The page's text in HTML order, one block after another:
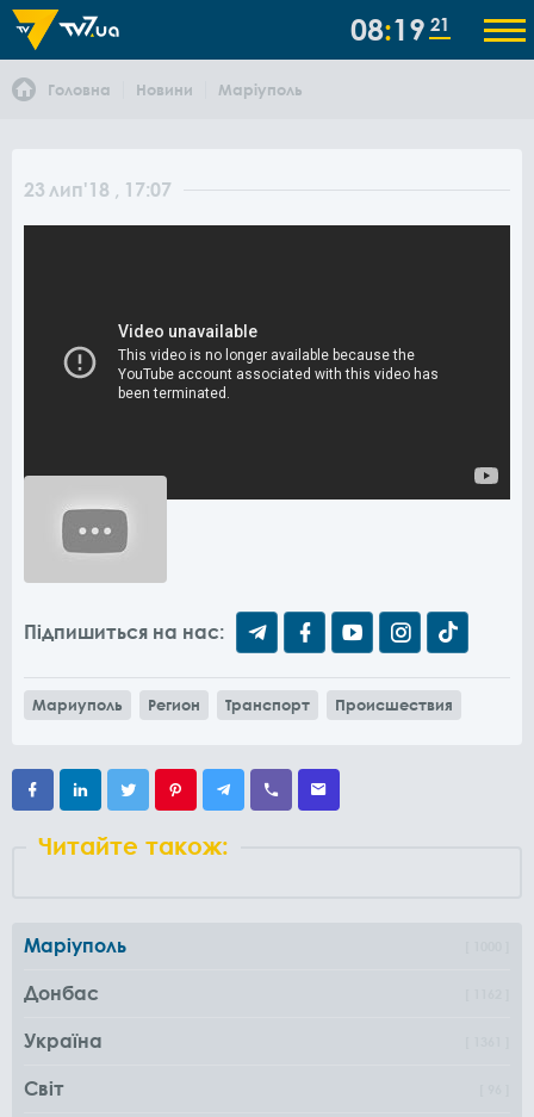
08 19 21
Головна Новини Маріуполь
23 лип'18 , 17:07
Підпишиться на нас:
Мариуполь Регион Транспорт Происшествия
Читайте також:
Маріуполь
Донбас
Україна
Світ